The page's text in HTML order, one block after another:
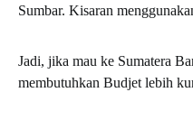
Sumbar. Kisaran
Jadi, jika mau ke Sumatera
membutuhkan Budjet lebih